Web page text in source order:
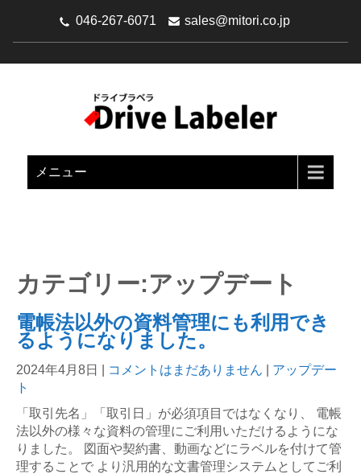
046-267-6071 sales@mitori.co.jp
DRIVE LABELER（ドライブラ
メニュー
カテゴリー:アップデート
電帳法以外の資料管理にも利用でき
るようになりました。
2024年4月8日 コメントはまだありません
アップデー
ト
「取引先名」「取引日」が必須項目ではなくなり、 電帳
法以外の様々な資料の管理にご利用いただけるようにな
りました。 図面や契約書、動画などにラベルを付けて管
理することで より汎用的な文書管理システムとしてご利